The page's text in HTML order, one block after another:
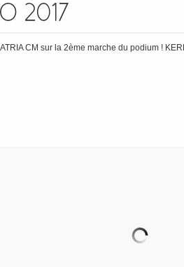
CM sur la 2ème marche du podium !